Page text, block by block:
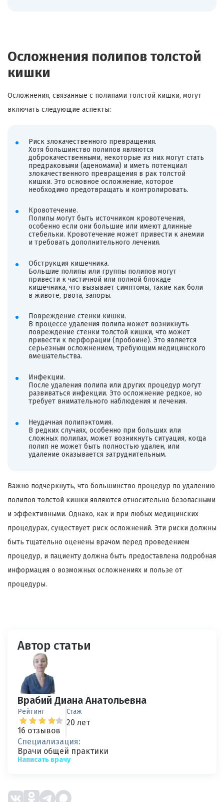
Осложнения полипов толстой
кишки
Осложнения, связанные с полипами толстой кишки, могут
включать следующие аспекты:
Риск злокачественного превращения.
Хотя большинство полипов являются
доброкачественными, некоторые из них могут стать
предраковыми (аденомами) и иметь потенциал
злокачественного превращения в рак толстой
кишки. Это основное осложнение, которое
необходимо предотвращать и контролировать.
Кровотечение.
Полипы могут быть источником кровотечения,
особенно если они большие или имеют длинные
стебельки. Кровотечение может привести к анемии
и требовать дополнительного лечения.
Обструкция кишечника.
Большие полипы или группы полипов могут
привести к частичной или полной блокаде
кишечника, что вызывает симптомы, такие как боли
в животе, рвота, запоры.
Повреждение стенки кишки.
В процессе удаления полипа может возникнуть
повреждение стенки толстой кишки, что может
привести к перфорации (пробоине). Это является
серьезным осложнением, требующим медицинского
вмешательства.
Инфекции.
После удаления полипа или других процедур могут
развиваться инфекции. Это осложнение редкое, но
требует внимательного наблюдения и лечения.
Неудачная полипэктомия.
В редких случаях, особенно при больших или
сложных полипах, может возникнуть ситуация, когда
полип не может быть полностью удален, или
удаление оказывается затруднительным.
Важно подчеркнуть, что большинство процедур по удалению
полипов толстой кишки являются относительно безопасными
и эффективными. Однако, как и при любых медицинских
процедурах, существует риск осложнений. Эти риски должны
быть тщательно оценены врачом перед проведением
процедур, и пациенту должна быть предоставлена подробная
информация о возможных осложнениях и пользе от
процедуры.
Автор статьи
Врабий Диана Анатольевна
Рейтинг
16 отзывов
Стаж
20 лет
Специализация:
Врачи общей практики
Написать врачу